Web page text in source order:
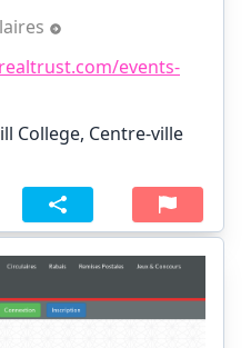
events-
College, Centre-ville